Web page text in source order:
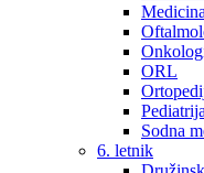
ORL
Pediatrija
Sodna
6. letnik